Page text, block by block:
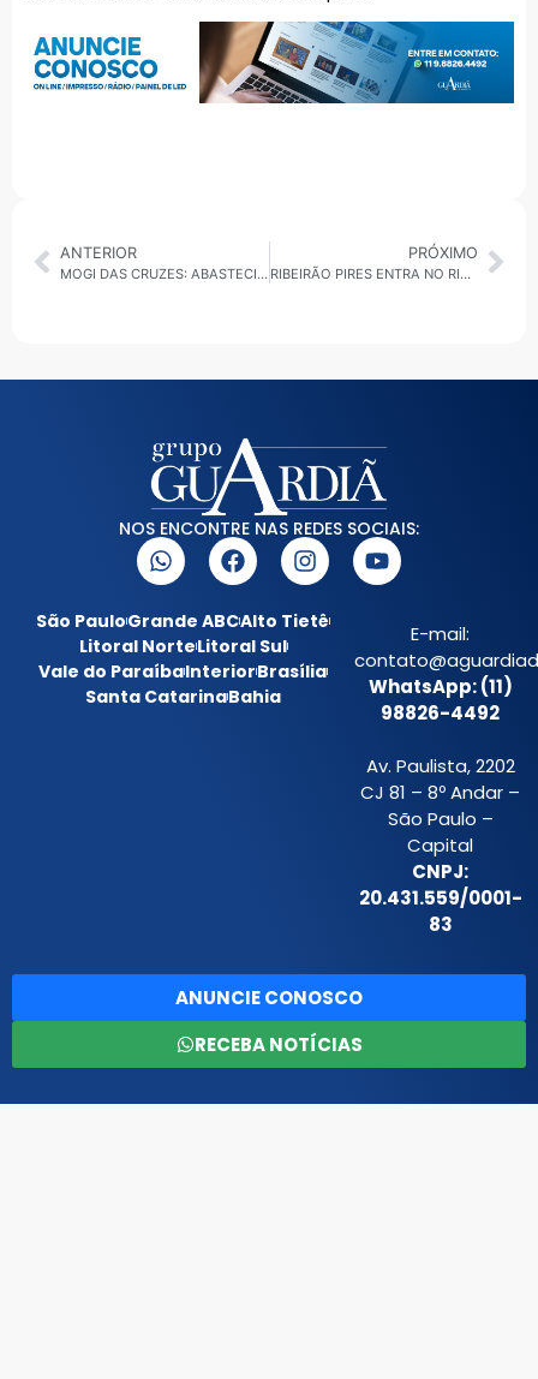
ANTERIOR
MOGI DAS CRUZES: ABASTECIMENTO DE ÁGUA SERÁ SUSPENSO EM 40% DA CIDADE DA NOITE DE QUINTA (29) À MANHÃ DE SEXTA-FEIRA (30)
PRÓXIMO
RIBEIRÃO PIRES ENTRA NO RITMO DO SKATE COM RAICCA VENTURA EM AÇÃO DO SESC VERÃO 2026
NOS ENCONTRE NAS REDES SOCIAIS:
São PauloGrande ABCAlto Tietê
Litoral NorteLitoral Sul
Vale do ParaíbaInteriorBrasília
Santa CatarinaBahia
E-mail:
WhatsApp: (11)
98826-4492
Av. Paulista, 2202
CJ 81 – 8º Andar –
São Paulo –
Capital
CNPJ:
20.431.559/0001-
83
ANUNCIE CONOSCO
RECEBA NOTÍCIAS